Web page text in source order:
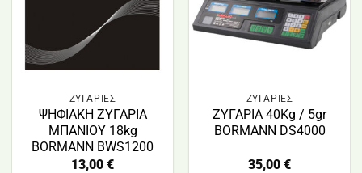
ΖΥΓΑΡΙΕΣ
ΨΗΦΙΑΚΗ ΖΥΓΑΡΙΑ
ΜΠΑΝΙΟΥ 18kg
BORMANN BWS1200
13,00 €
ΖΥΓΑΡΙΕΣ
ΖΥΓΑΡΙΑ 40Kg / 5gr
BORMANN DS4000
35,00 €